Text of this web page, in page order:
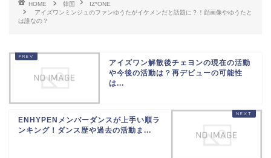
HOME 韓国
IZ*ONE
アイズワンミンジュのファンゆうたがイケメンだと話題に？！顔画像やゆうたと
は誰なの？
アイズワン解散後チェヨンの現在の活動
や今後の活動は？再デビューの可能性
は...
ENHYPENメンバーダンスが上手い順ラ
ンキング！ダンス歴や過去の活動ま...